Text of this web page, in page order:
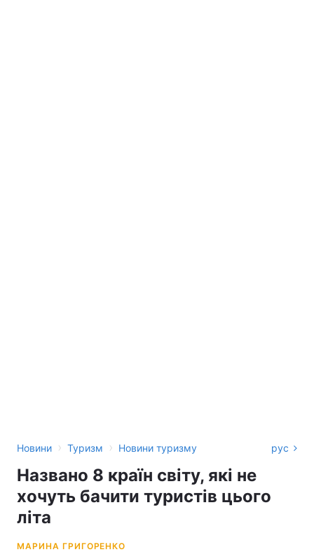
Новини › Туризм › Новини туризму рус
Названо 8 країн світу, які не
хочуть бачити туристів цього
літа
МАРИНА ГРИГОРЕНКО